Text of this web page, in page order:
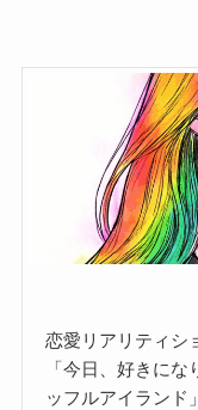
恋愛リアリティシ
「今日、好きに
ッフルアイランド